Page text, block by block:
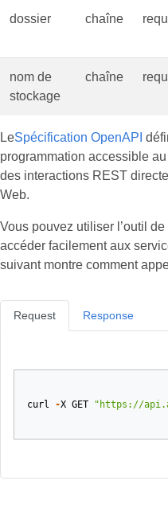
dossier chaîne
nom de
stockage
chaîne
LeSpécification OpenAPI
programmation accessible
des interactions REST
Web.
Vous pouvez utiliser l’outil
accéder facilement aux
suivant montre comment
Request
curl -X GET "https://
Response